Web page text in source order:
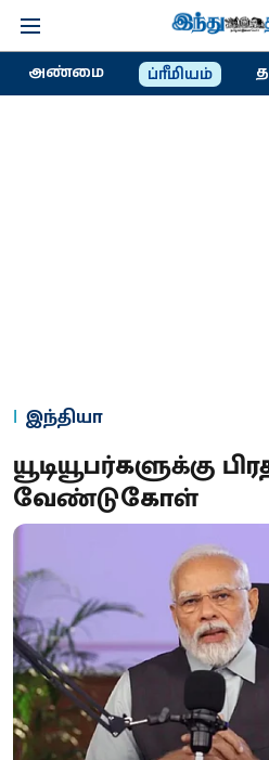
அண்மை ப்ரீமியம்
இந்தியா
யூடியூபர்களுக்கு
வேண்டுகோள்